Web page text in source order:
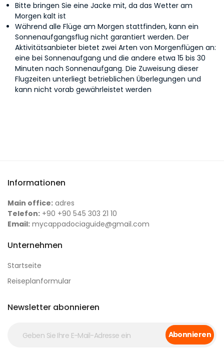
Bitte bringen Sie eine Jacke mit, da das Wetter am
Morgen kalt ist
Während alle Flüge am Morgen stattfinden, kann ein
Sonnenaufgangsflug nicht garantiert werden. Der
Aktivitätsanbieter bietet zwei Arten von Morgenflügen an:
eine bei Sonnenaufgang und die andere etwa 15 bis 30
Minuten nach Sonnenaufgang. Die Zuweisung dieser
Flugzeiten unterliegt betrieblichen Überlegungen und
kann nicht vorab gewährleistet werden
Informationen
Main office: adres
Telefon: +90 +90 545 303 21 10
Email: mycappadociaguide@gmail.com
Unternehmen
Startseite
Reiseplanformular
Newsletter abonnieren
Abonnieren